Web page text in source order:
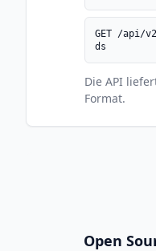
GET /api/
ds
Die API
Format.
Open